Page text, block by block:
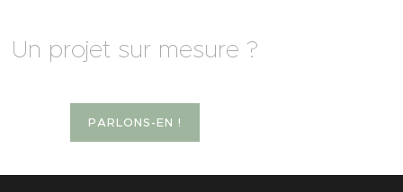
Un projet sur mesure ?
PARLONS-EN !